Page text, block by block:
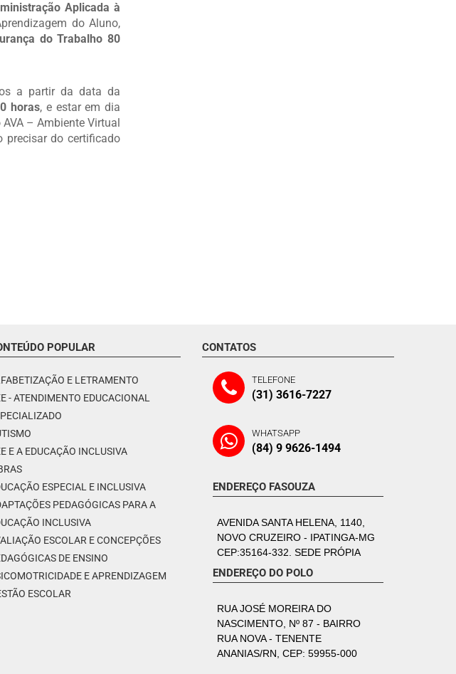
Aplicada à
do Aluno,
do Trabalho 80
a partir da data da
horas, e estar em dia
– Ambiente Virtual
precisar do certificado
POPULAR
E LETRAMENTO
- ATENDIMENTO EDUCACIONAL
E A EDUCAÇÃO INCLUSIVA
ESPECIAL E INCLUSIVA
PEDAGÓGICAS PARA A
INCLUSIVA
ESCOLAR E CONCEPÇÕES
DE ENSINO
E APRENDIZAGEM
ESCOLAR
CONTATOS
TELEFONE
(31) 3616-7227
WHATSAPP
(84) 9 9626-1494
ENDEREÇO FASOUZA
AVENIDA SANTA HELENA, 1140,
NOVO CRUZEIRO - IPATINGA-MG
CEP:35164-332. SEDE PRÓPIA
ENDEREÇO DO POLO
RUA JOSÉ MOREIRA DO
NASCIMENTO, Nº 87 - BAIRRO
RUA NOVA - TENENTE
ANANIAS/RN, CEP: 59955-000